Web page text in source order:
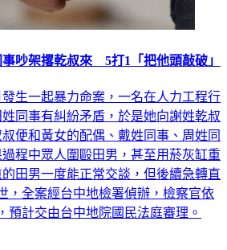
吵架撂乾叔來 5打1「把他頭敲破」
發生一起暴力命案，一名在人力工程行
同事有糾紛矛盾，於是她向謝姓乾叔
便和黃女的配偶、戴姓同事、周姓同
程中眾人圍毆田男，甚至用菸灰缸重
田男一度能正常交談，但後續急轉直
，全案經台中地檢署偵辦，檢察官依
預計交由台中地院國民法庭審理。